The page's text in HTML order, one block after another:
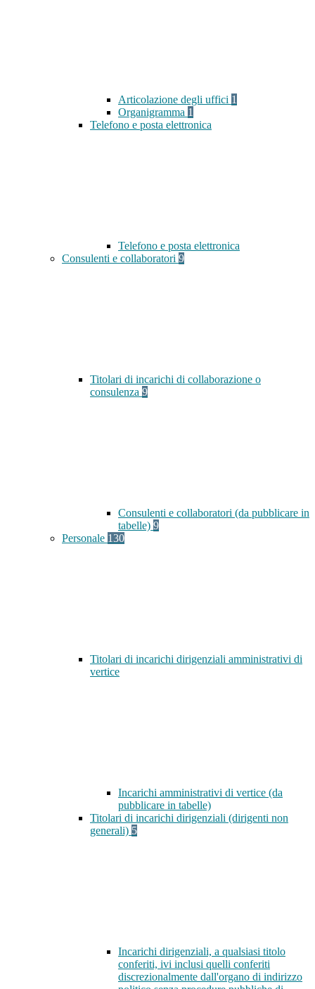
Articolazione degli uffici 1
Organigramma 1
Telefono e posta elettronica
Telefono e posta elettronica
Consulenti e collaboratori 9
Titolari di incarichi di collaborazione o
consulenza 9
Consulenti e collaboratori (da pubblicare in
tabelle) 9
Personale 130
Titolari di incarichi dirigenziali amministrativi di
vertice
Incarichi amministrativi di vertice (da
pubblicare in tabelle)
Titolari di incarichi dirigenziali (dirigenti non
generali) 5
Incarichi dirigenziali, a qualsiasi titolo
conferiti, ivi inclusi quelli conferiti
discrezionalmente dall'organo di indirizzo